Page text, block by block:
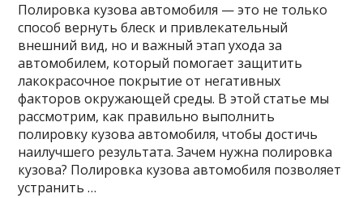
Полировка кузова автомобиля — это не только
способ вернуть блеск и привлекательный
внешний вид, но и важный этап ухода за
автомобилем, который помогает защитить
лакокрасочное покрытие от негативных
факторов окружающей среды. В этой статье мы
рассмотрим, как правильно выполнить
полировку кузова автомобиля, чтобы достичь
наилучшего результата. Зачем нужна полировка
кузова? Полировка кузова автомобиля позволяет
устранить …